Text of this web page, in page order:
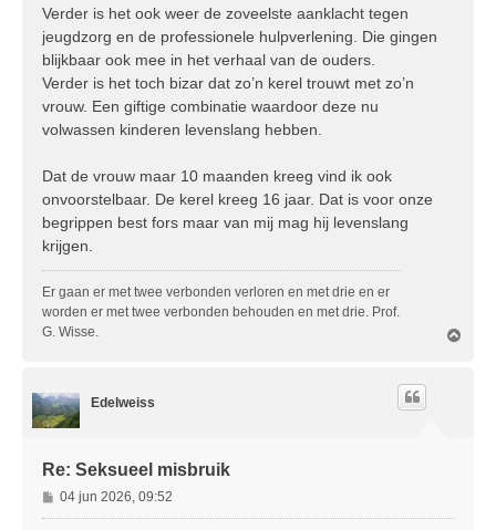
Verder is het ook weer de zoveelste aanklacht tegen
jeugdzorg en de professionele hulpverlening. Die gingen
blijkbaar ook mee in het verhaal van de ouders.
Verder is het toch bizar dat zo’n kerel trouwt met zo’n
vrouw. Een giftige combinatie waardoor deze nu
volwassen kinderen levenslang hebben.
Dat de vrouw maar 10 maanden kreeg vind ik ook
onvoorstelbaar. De kerel kreeg 16 jaar. Dat is voor onze
begrippen best fors maar van mij mag hij levenslang
krijgen.
Er gaan er met twee verbonden verloren en met drie en er
worden er met twee verbonden behouden en met drie. Prof.
G. Wisse.
Edelweiss
Re: Seksueel misbruik
B
e
04 jun 2026, 09:52